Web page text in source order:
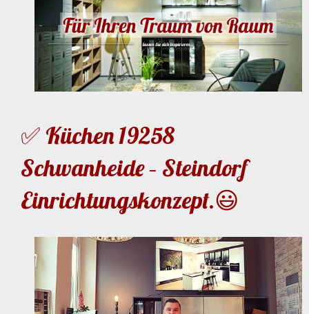
✅ Küchen 19258
Schwanheide – Steindorf
Einrichtungskonzept.😃